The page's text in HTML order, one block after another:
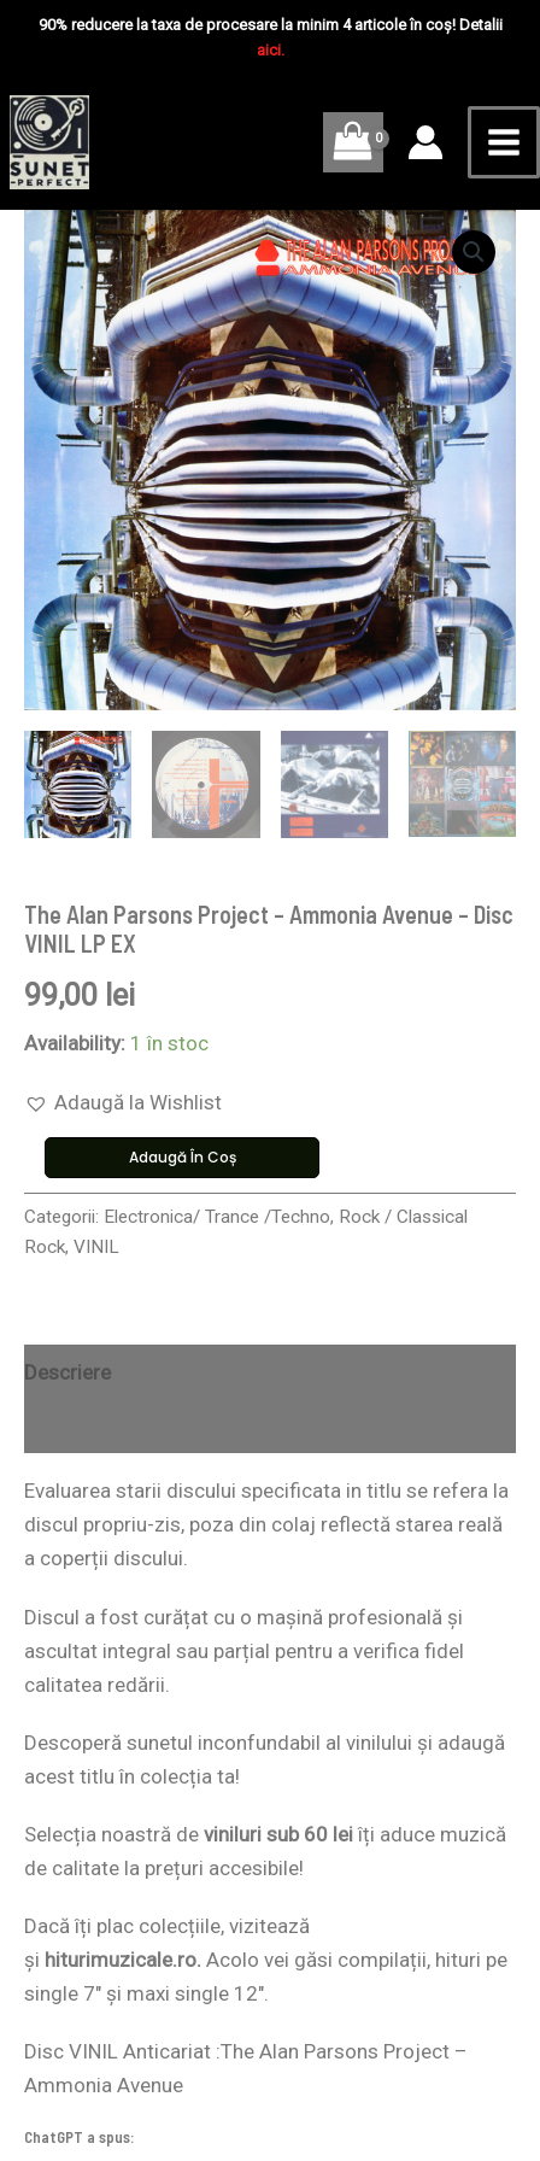
90% reducere la taxa de procesare la minim 4 articole în coș! Detalii
aici.
The Alan Parsons Project – Ammonia Avenue – Disc
VINIL LP EX
99,00 lei
Availability: 1 în stoc
Adaugă la Wishlist
Cantitate
The
Alan
Parsons
Project
–
Ammonia
Avenue
VINIL
Adaugă În Coș
Categorii: Electronica/ Trance /Techno, Rock / Classical
Rock, VINIL
Descriere
Evaluarea starii discului specificata in titlu se refera la
discul propriu-zis, poza din colaj reflectă starea reală
a coperții discului.
Discul a fost curățat cu o mașină profesională și
ascultat integral sau parțial pentru a verifica fidel
calitatea redării.
Descoperă sunetul inconfundabil al vinilului și adaugă
acest titlu în colecția ta!
Selecția noastră de viniluri sub 60 leiîți aduce muzică
de calitate la prețuri accesibile!
Dacă îți plac colecțiile, vizitează
și hiturimuzicale.ro. Acolo vei găsi compilații, hituri pe
single 7″ și maxi single 12″.
Disc VINIL Anticariat :The Alan Parsons Project –
Ammonia Avenue
ChatGPT a spus:
–